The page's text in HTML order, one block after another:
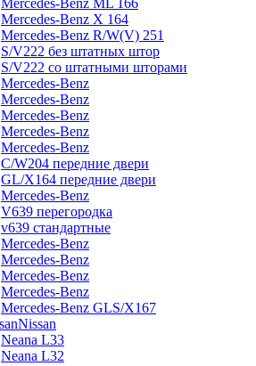
Mercedes-Benz ML 166
Mercedes-Benz X 164
Mercedes-Benz R/W(V) 251
S/V222 без штатных штор
S/V222 со штатными шторами
Mercedes-Benz
Mercedes-Benz
Mercedes-Benz
Mercedes-Benz
Mercedes-Benz
C/W204 передние двери
GL/X164 передние двери
Mercedes-Benz
V639 перегородка
v639 стандартные
Mercedes-Benz
Mercedes-Benz
Mercedes-Benz
Mercedes-Benz
Mercedes-Benz GLS/X167
Nissan
Neana L33
Neana L32